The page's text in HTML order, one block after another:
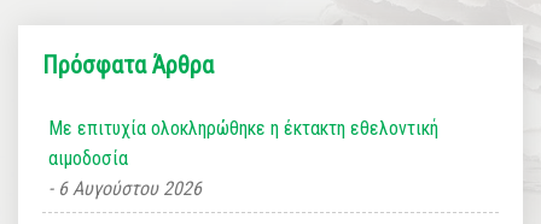
Πρόσφατα Άρθρα
Με επιτυχία ολοκληρώθηκε η έκτακτη εθελοντική
αιμοδοσία
6 Αυγούστου 2026